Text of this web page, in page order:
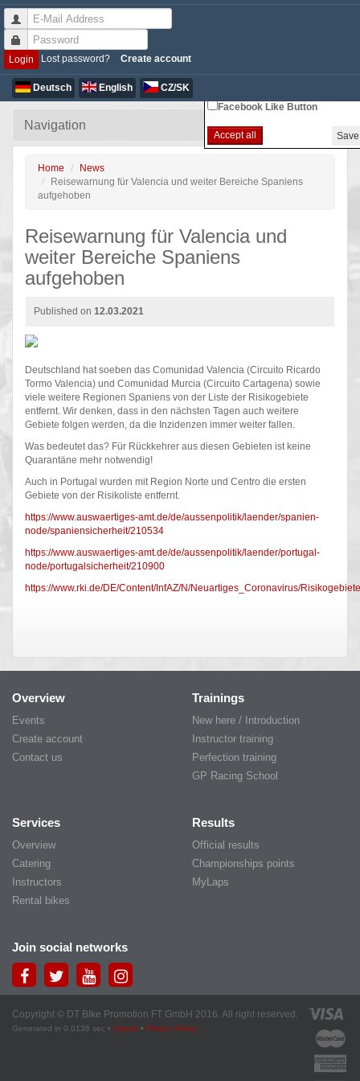
Login Lost password? Create account
Deutsch English CZ/SK
Home
News
Reisewarnung für Valencia und weiter Bereiche Spaniens
aufgehoben
Reisewarnung für Valencia und
weiter Bereiche Spaniens
aufgehoben
Published on 12.03.2021
Deutschland hat soeben das Comunidad Valencia (Circuito Ricardo
Tormo Valencia) und Comunidad Murcia (Circuito Cartagena) sowie
viele weitere Regionen Spaniens von der Liste der Risikogebiete
entfernt. Wir denken, dass in den nächsten Tagen auch weitere
Gebiete folgen werden, da die Inzidenzen immer weiter fallen.
Was bedeutet das? Für Rückkehrer aus diesen Gebieten ist keine
Quarantäne mehr notwendig!
Auch in Portugal wurden mit Region Norte und Centro die ersten
Gebiete von der Risikoliste entfernt.
https://www.auswaertiges-amt.de/de/aussenpolitik/laender/spanien-
node/spaniensicherheit/210534
https://www.auswaertiges-amt.de/de/aussenpolitik/laender/portugal-
node/portugalsicherheit/210900
https://www.rki.de/DE/Content/InfAZ/N/Neuartiges_Coronavirus/
Overview
Events
Create account
Contact us
Trainings
New here / Introduction
Instructor training
Perfection training
GP Racing School
Services
Overview
Catering
Instructors
Rental bikes
Results
Official results
Championships points
MyLaps
Join social networks
Copyright © DT BIke Promotion FT GmbH 2016. All right reserved.
Generated in 0.0136 sec • Imprint • Privacy Policy
Facebook Like Button
Accept all